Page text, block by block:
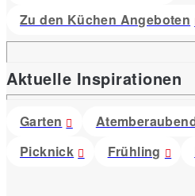
Zu den Küchen Angeboten
Aktuelle Inspirationen
Garten
Picknick
Frühling